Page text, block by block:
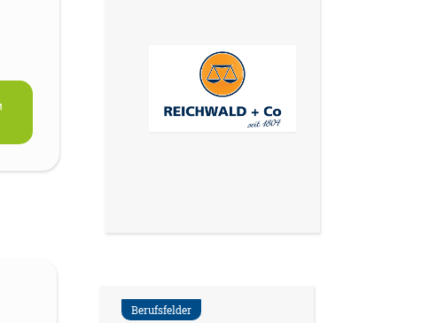
Berufsfelder